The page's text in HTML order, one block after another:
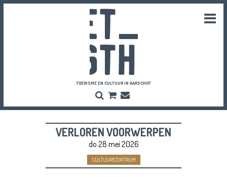
TOERISME EN CULTUUR IN AARSCHOT
Zoeken
Bestel
je
vriendenpassen
en
tickets
Inschrijven
VERLOREN VOORWERPEN
do 28 mei 2026
CULTUURCENTRUM